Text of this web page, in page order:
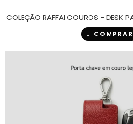
COLEÇÃO RAFFAI COUROS - DESK
COMPRAR